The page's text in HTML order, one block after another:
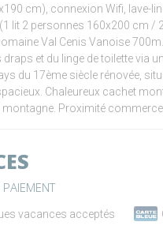
cm), connexion Wifi, lave-
lit 2 personnes 160x200 cm /
Val Cenis Vanoise
et du linge de toilette via
du 17ème siècle rénovée,
Chaleureux cachet
montagne. Proximité
vacances acceptés